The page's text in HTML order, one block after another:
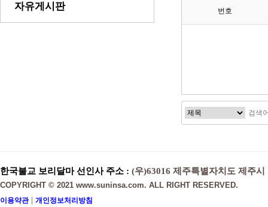
자유게시판 번호
한국불교 보리달마 선인사 주소 : (우)63016 제주특별자치도 제주
COPYRIGHT © 2021 www.suninsa.com. ALL RIGHT RESERVED.
이용약관| 개인정보처리방침